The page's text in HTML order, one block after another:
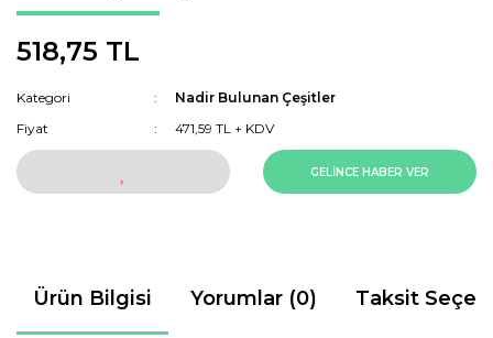
518,75 TL
Kategori
Nadir Bulunan Çeşitler
Fiyat
471,59 TL + KDV
GELİNCE HABER VER
Ürün Bilgisi Yorumlar (0) Taksit